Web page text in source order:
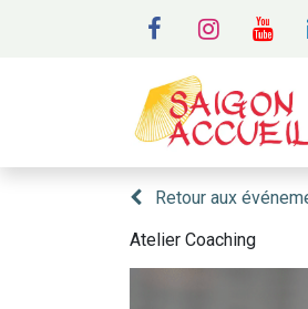
Retour aux
Atelier Coaching